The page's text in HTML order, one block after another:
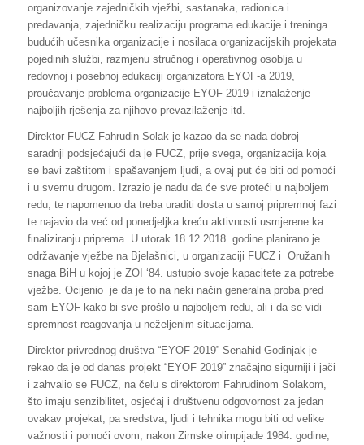
organizovanje zajedničkih vježbi, sastanaka, radionica i
predavanja, zajedničku realizaciju programa edukacije i treninga
budućih učesnika organizacije i nosilaca organizacijskih projekata
pojedinih službi, razmjenu stručnog i operativnog osoblja u
redovnoj i posebnoj edukaciji organizatora EYOF-a 2019,
proučavanje problema organizacije EYOF 2019 i iznalaženje
najboljih rješenja za njihovo prevazilaženje itd.
Direktor FUCZ Fahrudin Solak je kazao da se nada dobroj
saradnji podsjećajući da je FUCZ, prije svega, organizacija koja
se bavi zaštitom i spašavanjem ljudi, a ovaj put će biti od pomoći
i u svemu drugom. Izrazio je nadu da će sve proteći u najboljem
redu, te napomenuo da treba uraditi dosta u samoj pripremnoj fazi
te najavio da već od ponedjeljka kreću aktivnosti usmjerene ka
finaliziranju priprema. U utorak 18.12.2018. godine planirano je
održavanje vježbe na Bjelašnici, u organizaciji FUCZ i Oružanih
snaga BiH u kojoj je ZOI ‘84. ustupio svoje kapacitete za potrebe
vježbe. Ocijenio je da je to na neki način generalna proba pred
sam EYOF kako bi sve prošlo u najboljem redu, ali i da se vidi
spremnost reagovanja u neželjenim situacijama.
Direktor privrednog društva “EYOF 2019” Senahid Godinjak je
rekao da je od danas projekt “EYOF 2019” značajno sigurniji i jači
i zahvalio se FUCZ, na čelu s direktorom Fahrudinom Solakom,
što imaju senzibilitet, osjećaj i društvenu odgovornost za jedan
ovakav projekat, pa sredstva, ljudi i tehnika mogu biti od velike
važnosti i pomoći ovom, nakon Zimske olimpijade 1984. godine,